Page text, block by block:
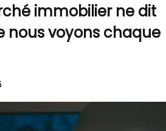
immobilier ne dit
nous voyons chaque